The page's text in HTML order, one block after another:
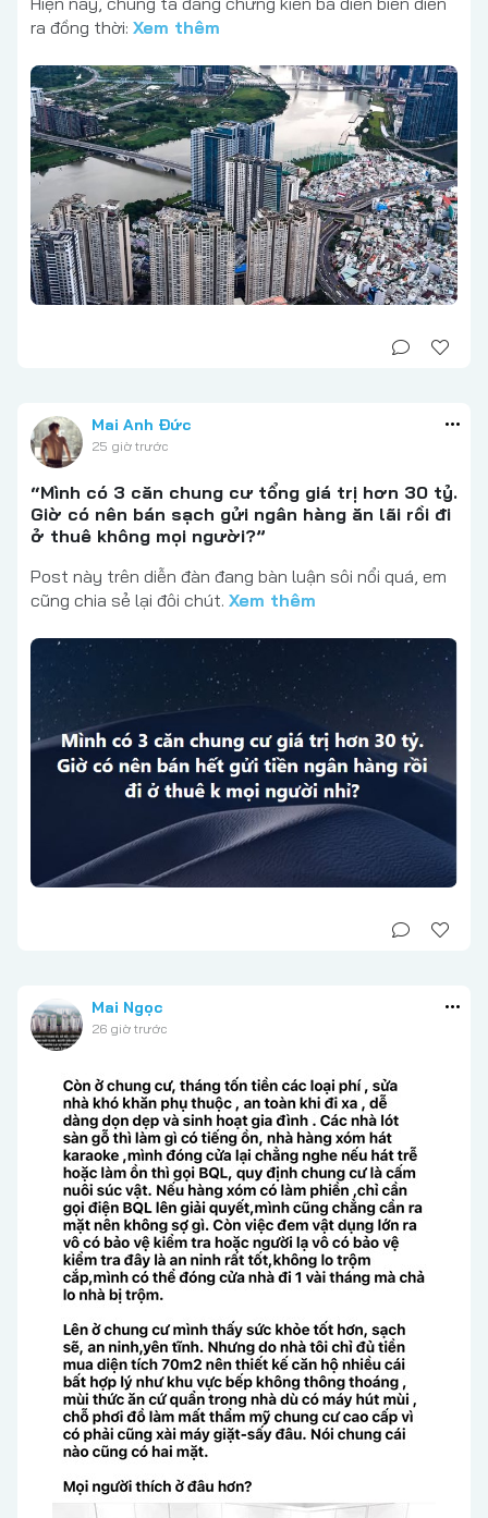
ra đồng thời: Xem thêm
Mai Anh Đức
25 giờ trước
“Mình có 3 căn chung cư tổng giá trị hơn 30 tỷ.
Giờ có nên bán sạch gửi ngân hàng ăn lãi rồi đi
ở thuê không mọi người?”
Post này trên diễn đàn đang bàn luận sôi nổi quá, em
cũng chia sẻ lại đôi chút. Xem thêm
Mai Ngọc
26 giờ trước